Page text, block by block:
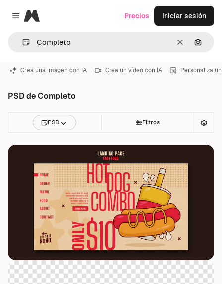
Close menu
Magnific
Borrar
Precios Iniciar sesión
Crea una imagen con IA Crea un vídeo con IA Personaliza
PSD de Completo
PSD Filtros